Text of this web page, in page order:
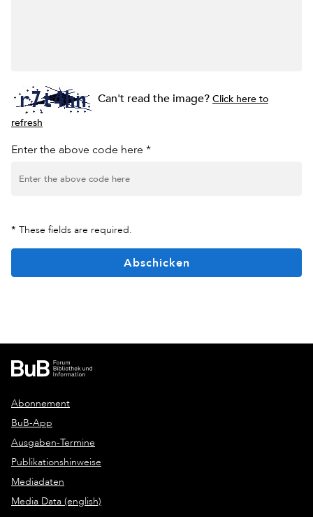
Can't read the image?Click here to
refresh
Enter the above code here *
* These fields are required.
Abschicken
Abonnement
BuB-App
Ausgaben-Termine
Publikationshinweise
Mediadaten
Media Data (english)